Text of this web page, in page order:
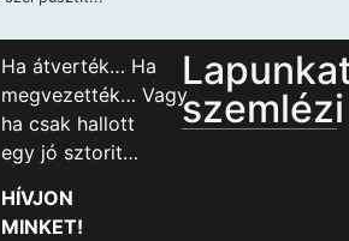
Ha átverték… Ha
megvezették… Vagy
ha csak hallott
egy jó sztorit…
HÍVJON
MINKET!
szemlézi